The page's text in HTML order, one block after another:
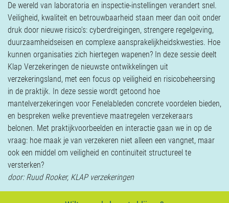
De wereld van laboratoria en inspectie-instellingen verandert snel.
Veiligheid, kwaliteit en betrouwbaarheid staan meer dan ooit onder
druk door nieuwe risico’s: cyberdreigingen, strengere regelgeving,
duurzaamheidseisen en complexe aansprakelijkheidskwesties. Hoe
kunnen organisaties zich hiertegen wapenen? In deze sessie deelt
Klap Verzekeringen de nieuwste ontwikkelingen uit
verzekeringsland, met een focus op veiligheid en risicobeheersing
in de praktijk. In deze sessie wordt getoond hoe
mantelverzekeringen voor Fenelableden concrete voordelen bieden,
en bespreken welke preventieve maatregelen verzekeraars
belonen. Met praktijkvoorbeelden en interactie gaan we in op de
vraag: hoe maak je van verzekeren niet alleen een vangnet, maar
ook een middel om veiligheid en continuïteit structureel te
versterken?
door: Ruud Rooker, KLAP verzekeringen